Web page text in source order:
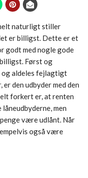
naturligt stiller
er billigst. Dette er et
godt med nogle gode
Først og
og aldeles fejlagtigt
den udbyder med den
forkert er, at renten
men
være udlånt. Når
også være